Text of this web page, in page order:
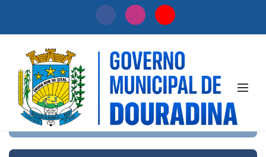
Início / Licitação
Pesquisa Avançada